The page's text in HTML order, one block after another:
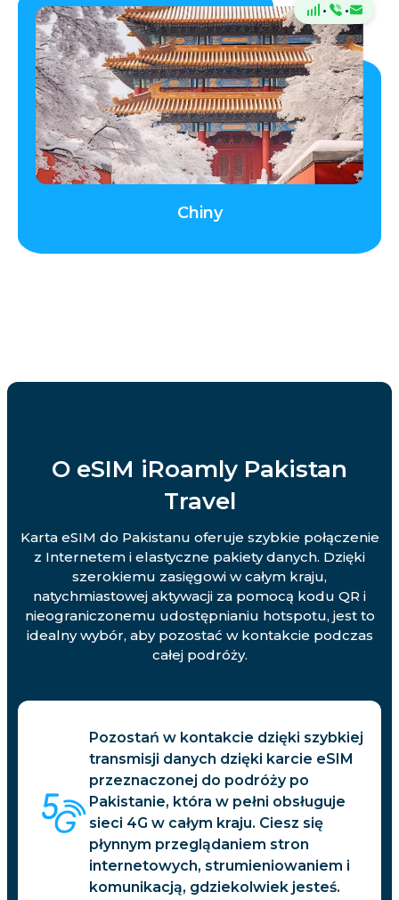
· ·
Chiny
O eSIM iRoamly Pakistan
Travel
Karta eSIM do Pakistanu oferuje szybkie połączenie
z Internetem i elastyczne pakiety danych. Dzięki
szerokiemu zasięgowi w całym kraju,
natychmiastowej aktywacji za pomocą kodu QR i
nieograniczonemu udostępnianiu hotspotu, jest to
idealny wybór, aby pozostać w kontakcie podczas
całej podróży.
Pozostań w kontakcie dzięki szybkiej
transmisji danych dzięki karcie eSIM
przeznaczonej do podróży po
Pakistanie, która w pełni obsługuje
sieci 4G w całym kraju. Ciesz się
płynnym przeglądaniem stron
internetowych, strumieniowaniem i
komunikacją, gdziekolwiek jesteś.